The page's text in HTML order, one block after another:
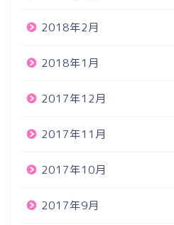
2018年2月
2018年1月
2017年12月
2017年11月
2017年10月
2017年9月